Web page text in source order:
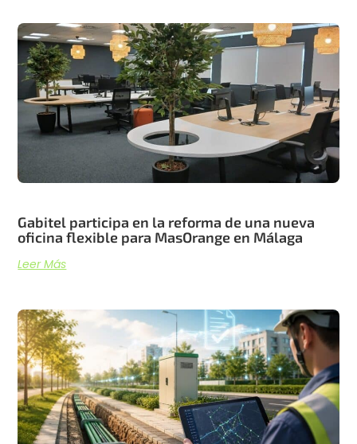
Artículos recientes
Gabitel participa en la reforma de una nueva
oficina flexible para MasOrange en Málaga
Leer Más